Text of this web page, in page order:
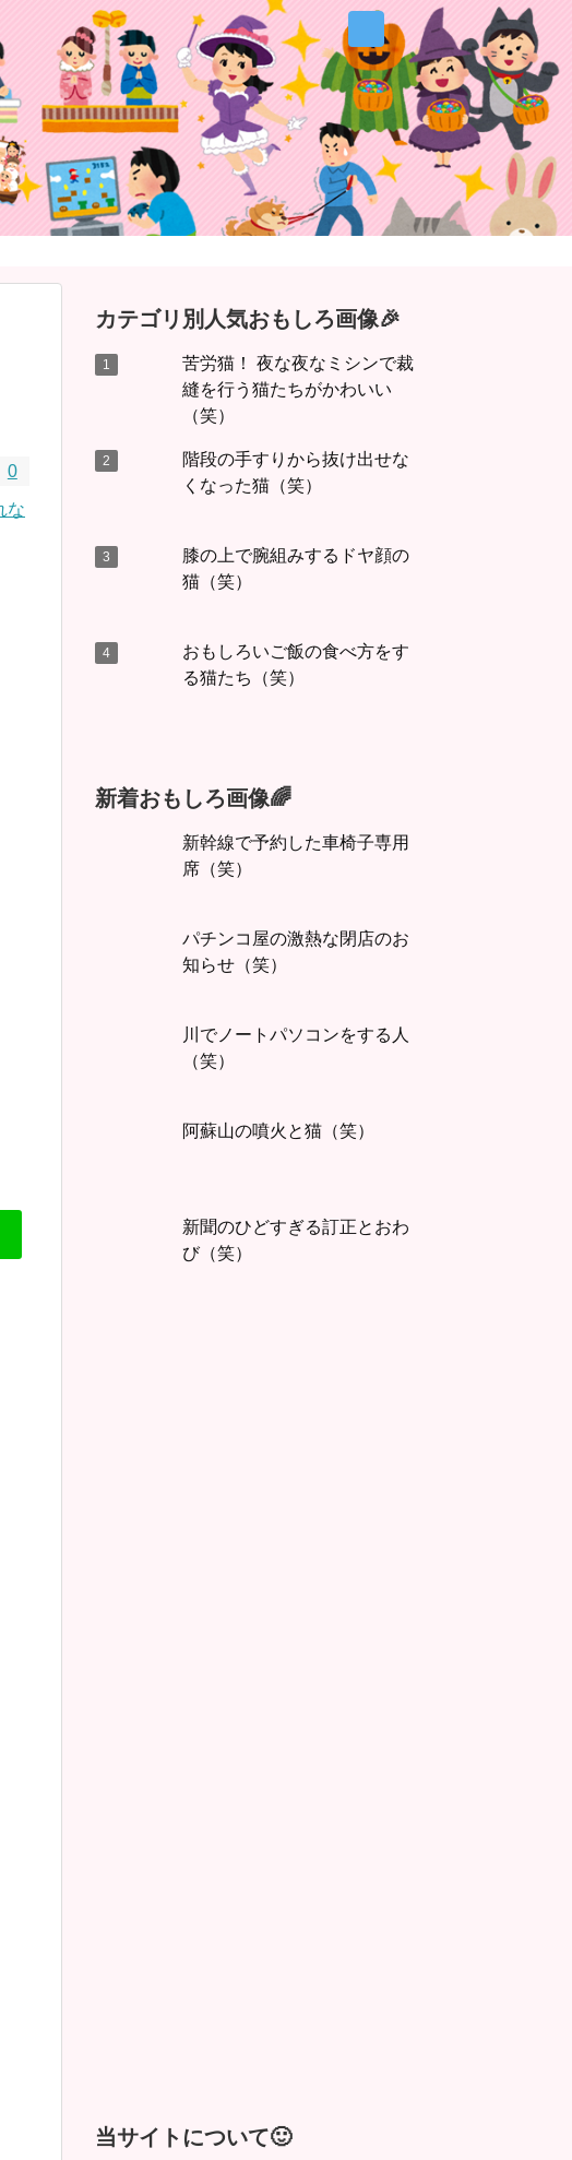
0
カテゴリ別人気おもしろ画像🎉
苦労猫！ 夜な夜なミシンで裁
縫を行う猫たちがかわいい
（笑）
階段の手すりから抜け出せな
くなった猫（笑）
膝の上で腕組みするドヤ顔の
猫（笑）
おもしろいご飯の食べ方をす
る猫たち（笑）
新着おもしろ画像🌈
新幹線で予約した車椅子専用
席（笑）
パチンコ屋の激熱な閉店のお
知らせ（笑）
川でノートパソコンをする人
（笑）
阿蘇山の噴火と猫（笑）
新聞のひどすぎる訂正とおわ
び（笑）
当サイトについて🙂